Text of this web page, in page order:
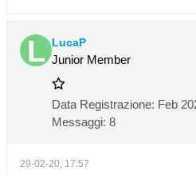
LucaP
Junior Member
Data Registrazione: Feb
Messaggi: 8
29-02-20, 17:57